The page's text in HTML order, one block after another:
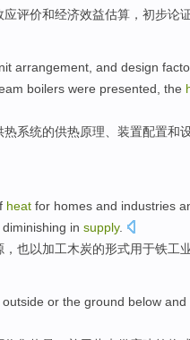
应评价和经济效益估算 ， 初步论
arrangement and design
boilers were presented the
热系统的供热原理 装置配置和
heat for homes and industries
in supply.
， 也以加工木炭的形式用于铁工
outside or the ground below and